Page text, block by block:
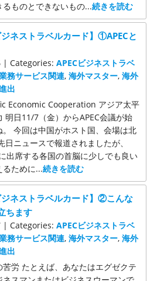
るものとできないもの...続きを読む
ジネストラベルカード】①APECと
| Categories:APECビジネストラベ
務サービス関連,海外マスター,海外
出
Economic Cooperation アジア太平
明日11/7（金）からAPEC会議が始
。 今回は中国がホスト国、会場は北
日ニュースで報道されましたが、
出席する各国の首脳に少しでも良い
るために...続きを読む
ジネストラベルカード】②こんな
ちます
| Categories:APECビジネストラベ
務サービス関連,海外マスター,海外
出
苦労 たとえば、あなたはエグゼクテ